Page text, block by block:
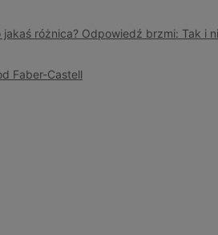
jakaś różnica? Odpowiedź brzmi: Tak i
Faber-Castell